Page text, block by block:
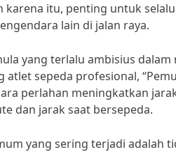
karena itu, penting untuk
lain di jalan raya.
yang terlalu ambisius
atlet sepeda profesional,
perlahan meningkatkan
dan jarak saat bersepeda.
yang sering terjadi adalah